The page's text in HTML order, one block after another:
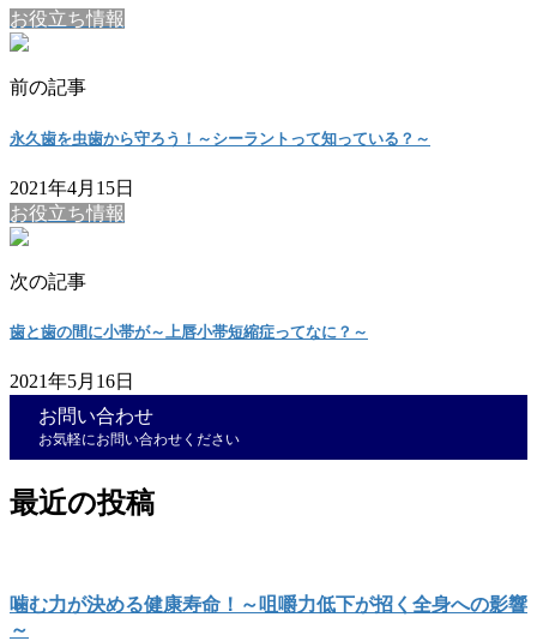
お役立ち情報
前の記事
永久歯を虫歯から守ろう！～シーラントって知っている？～
2021年4月15日
お役立ち情報
次の記事
歯と歯の間に小帯が～上唇小帯短縮症ってなに？～
2021年5月16日
お問い合わせ
お気軽にお問い合わせください
最近の投稿
噛む力が決める健康寿命！～咀嚼力低下が招く全身への影響
～